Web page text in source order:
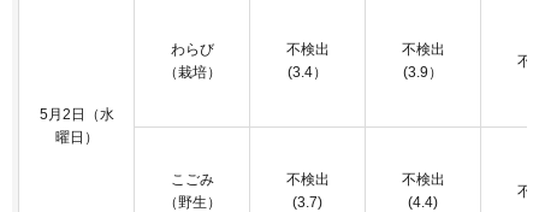
5月2日（水
曜日）
わらび
（栽培）
不検出
(3.4）
不検出
(3.9）
不
こごみ
（野生）
不検出
(3.7)
不検出
(4.4)
不